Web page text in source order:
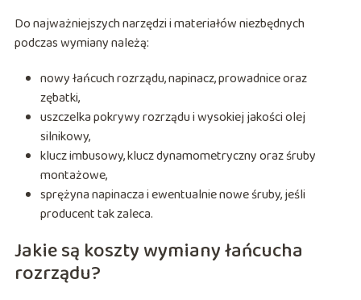
Do najważniejszych narzędzi i materiałów niezbędnych
podczas wymiany należą:
nowy łańcuch rozrządu, napinacz, prowadnice oraz
zębatki,
uszczelka pokrywy rozrządu i wysokiej jakości olej
silnikowy,
klucz imbusowy, klucz dynamometryczny oraz śruby
montażowe,
sprężyna napinacza i ewentualnie nowe śruby, jeśli
producent tak zaleca.
Jakie są koszty wymiany łańcucha
rozrządu?